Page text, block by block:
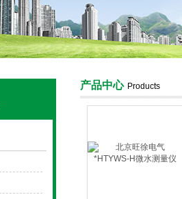
产品中心 Products